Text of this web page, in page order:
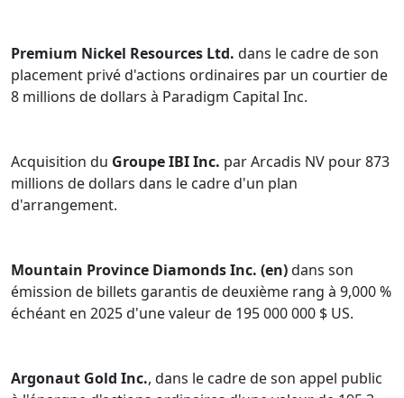
Premium Nickel Resources Ltd. dans le cadre de son
placement privé d'actions ordinaires par un courtier de
8 millions de dollars à Paradigm Capital Inc.
Acquisition du Groupe IBI Inc. par Arcadis NV pour 873
millions de dollars dans le cadre d'un plan
d'arrangement.
Mountain Province Diamonds Inc. (en)dans son
émission de billets garantis de deuxième rang à 9,000 %
échéant en 2025 d'une valeur de 195 000 000 $ US.
Argonaut Gold Inc., dans le cadre de son appel public